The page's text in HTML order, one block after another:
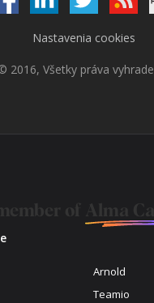
Nastavenia cookies
2016, Všetky práva
Arnold
Teamio